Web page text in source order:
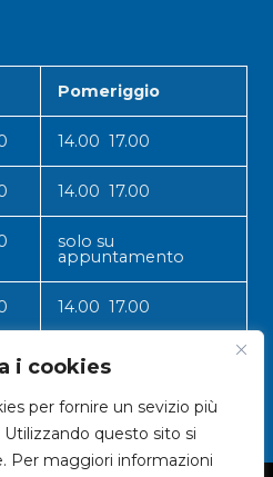
i cookies
per fornire un sevizio più
questo sito si
Per maggiori informazioni
Pomeriggio
14.00 17.00
14.00 17.00
solo su
appuntamento
14.00 17.00
14.00 17.00